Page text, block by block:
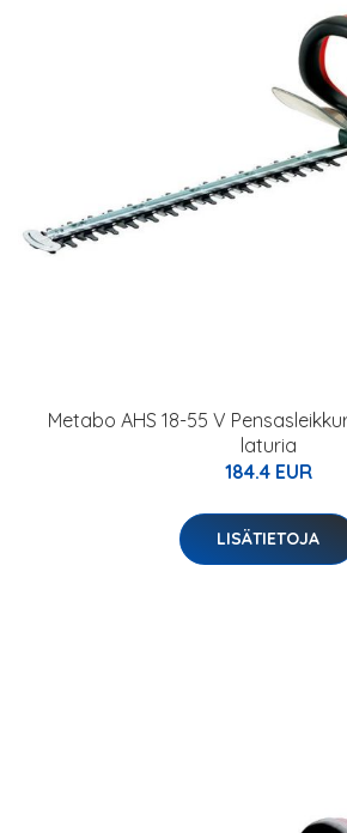
Metabo AHS 18-55 V
laturia
184.4 EUR
LISÄTIETOJA